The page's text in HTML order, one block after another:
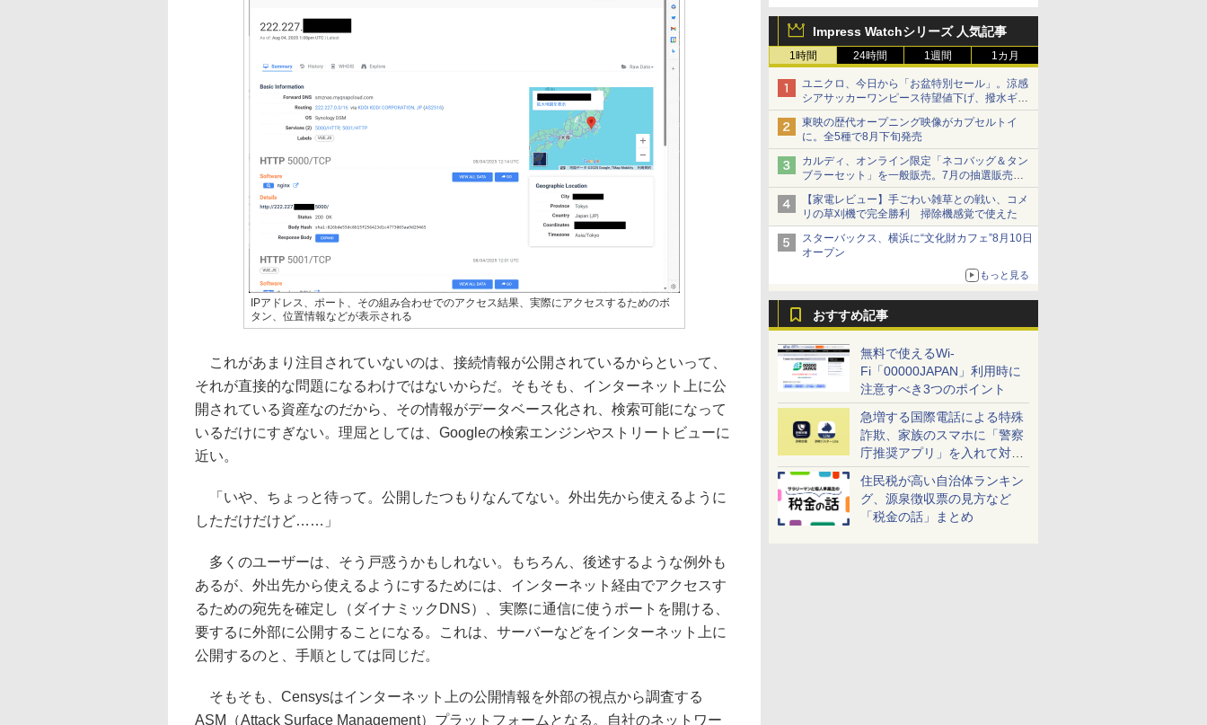
Impress Watchシリーズ 人気記事
1時間 24時間 1週間 1カ月
ユニクロ、今日から「お盆特別セール」。涼感
シアサッカーワンピース待望値下げ、撥水ギア
ショーツは1990円に
東映の歴代オープニング映像がカプセルトイ
に。全5種で8月下旬発売
カルディ、オンライン限定「ネコバッグ＆タン
ブラーセット」を一般販売。7月の抽選販売の
当選無効分
【家電レビュー】手ごわい雑草との戦い、コメ
リの草刈機で完全勝利 掃除機感覚で使えた
スターバックス、横浜に“文化財カフェ”8月10日
オープン
もっと見る
おすすめ記事
無料で使えるWi-
Fi「00000JAPAN」利用時に
注意すべき3つのポイント
急増する国際電話による特殊
詐欺、家族のスマホに「警察
庁推奨アプリ」を入れて対策
しよう！
住民税が高い自治体ランキン
グ、源泉徴収票の見方など
「税金の話」まとめ
IPアドレス、ポート、その組み合わせでのアクセス結果、実際にアクセスするためのボ
タン、位置情報などが表示される
これがあまり注目されていないのは、接続情報が公開されているからといって、
それが直接的な問題になるわけではないからだ。そもそも、インターネット上に公
開されている資産なのだから、その情報がデータベース化され、検索可能になって
いるだけにすぎない。理屈としては、Googleの検索エンジンやストリートビューに
近い。
「いや、ちょっと待って。公開したつもりなんてない。外出先から使えるように
しただけだけど……」
多くのユーザーは、そう戸惑うかもしれない。もちろん、後述するような例外も
あるが、外出先から使えるようにするためには、インターネット経由でアクセスす
るための宛先を確定し（ダイナミックDNS）、実際に通信に使うポートを開ける、
要するに外部に公開することになる。これは、サーバーなどをインターネット上に
公開するのと、手順としては同じだ。
そもそも、Censysはインターネット上の公開情報を外部の視点から調査する
ASM（Attack Surface Management）プラットフォームとなる。自社のネットワー